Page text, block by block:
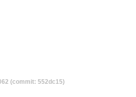
(commit: 552dc15)